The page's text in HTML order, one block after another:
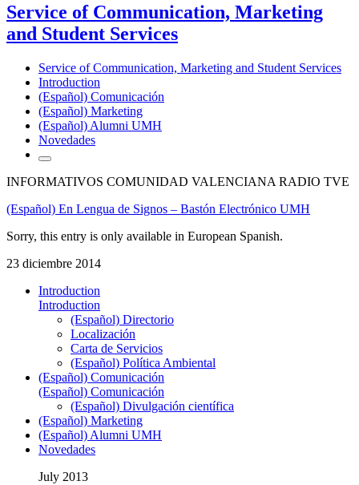
Service of Communication, Marketing
and Student Services
Service of Communication, Marketing and Student Services
Introduction
(Español) Comunicación
(Español) Marketing
(Español) Alumni UMH
Novedades
INFORMATIVOS COMUNIDAD VALENCIANA RADIO TVE
(Español) En Lengua de Signos – Bastón Electrónico UMH
Sorry, this entry is only available in European Spanish.
23 diciembre 2014
Introduction
Introduction
(Español) Directorio
Localización
Carta de Servicios
(Español) Política Ambiental
(Español) Comunicación
(Español) Comunicación
(Español) Divulgación científica
(Español) Marketing
(Español) Alumni UMH
Novedades
July 2013